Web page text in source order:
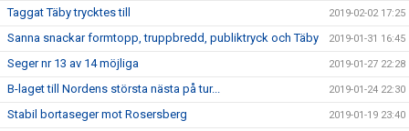
Taggat Täby trycktes till 2019-02-02 17:25
Sanna snackar formtopp, truppbredd, publiktryck och Täby 2019-01-31 16:45
Seger nr 13 av 14 möjliga 2019-01-27 22:28
B-laget till Nordens största nästa på tur... 2019-01-24 22:30
Stabil bortaseger mot Rosersberg 2019-01-19 23:40